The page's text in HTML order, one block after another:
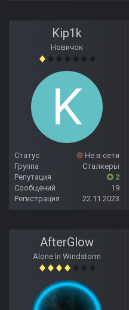
Kip1k
Новичок
Статус
Не в сети
Группа
Сталкеры
Репутация
2
Сообщений
19
Регистрация
22.11.2023
AfterGlow
Alone In Windstorm